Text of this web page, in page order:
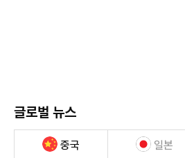
글로벌 뉴스
중국 일본